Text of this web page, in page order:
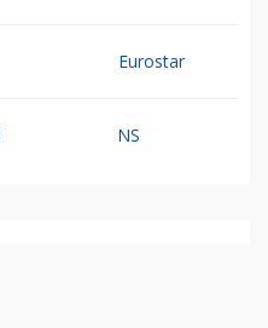
Eurostar
NS